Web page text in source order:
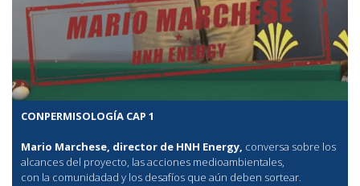
CONPERMISOLOGÍA CAP 1
Mario Marchese, director de HNH Energy, conversa sobre los
alcances del proyecto, las acciones medioambientales,
con la comunidadad y los desafíos que aún deben sortear.